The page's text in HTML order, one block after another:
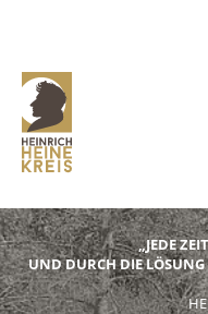
„JEDE
UND DURCH DIE LÖSUNG